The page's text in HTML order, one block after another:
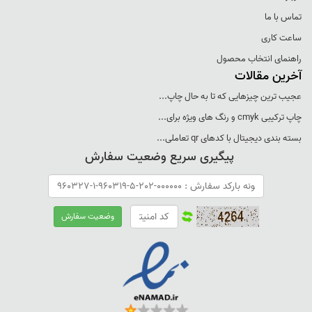
تماس با ما
ساعت کاری
راهنمای انتخاب محصول
آخرین مقالات
عجيب ترين چيزهايی که تا به حال چاپ...
چاپ ترکيبی cmyk و رنگ های ويژه برای...
بسته بندی ديجيتال با کدهای qr تعاملی...
پیگیری سریع وضعیت سفارش